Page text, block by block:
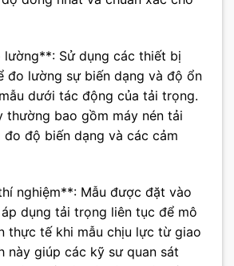
Sử dụng các thiết bị
đo lường sự biến dạng và độ ổn
dưới tác động của tải trọng.
thường bao gồm máy nén tải
độ biến dạng và các cảm
nghiệm**: Mẫu được đặt vào
dụng tải trọng liên tục để mô
thực tế khi mẫu chịu lực từ giao
này giúp các kỹ sư quan sát